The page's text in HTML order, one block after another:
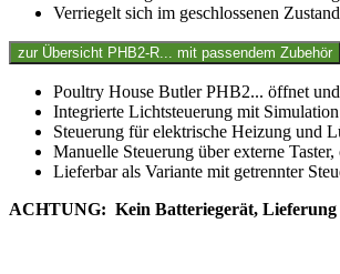
Verriegelt sich im geschlossenen
Poultry House Butler PHB2... öffnet
Integrierte Lichtsteuerung mit
Steuerung für elektrische Heizung und
Manuelle Steuerung über externe
Lieferbar als Variante mit getrennter
ACHTUNG: Kein Batteriegerät, Lieferung